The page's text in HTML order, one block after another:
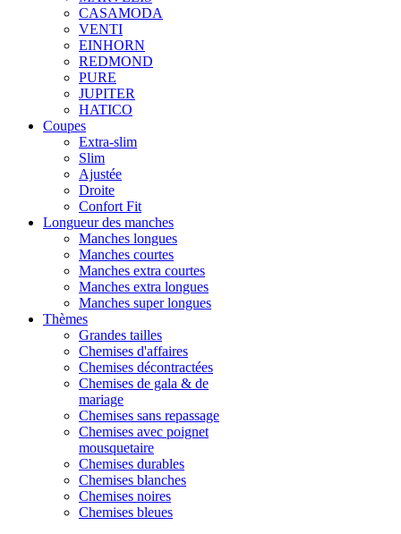
CASAMODA
VENTI
EINHORN
REDMOND
PURE
JUPITER
HATICO
Coupes
Extra-slim
Slim
Ajustée
Droite
Confort Fit
Longueur des manches
Manches longues
Manches courtes
Manches extra courtes
Manches extra longues
Manches super longues
Thèmes
Grandes tailles
Chemises d'affaires
Chemises décontractées
Chemises de gala & de
mariage
Chemises sans repassage
Chemises avec poignet
mousquetaire
Chemises durables
Chemises blanches
Chemises noires
Chemises bleues